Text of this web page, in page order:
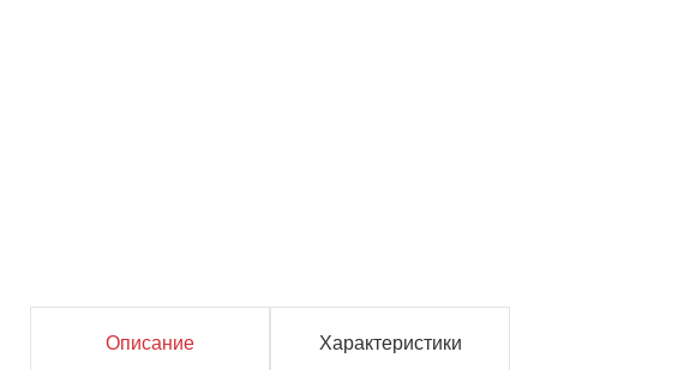
Описание Характеристики